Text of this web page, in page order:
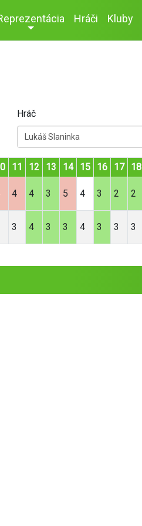
Hráči Kluby
Hráč
Lukáš Slaninka
11 12 13 14 15 16 17 18
4 4 3 5 4 3 2 2
3 4 3 3 4 3 3 3